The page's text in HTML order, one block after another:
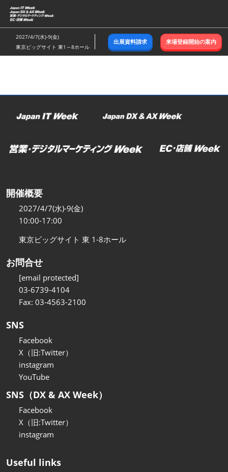
ス
キ
ッ
し
む
2027/4/7(水)-9(金)
東京ビッグサイト 東1～8ホール
出展資料請求 来場登録開始の案内
開催概要
2027/4/7(水)-9(金)
10:00-17:00
東京ビッグサイト 東 1-8ホール
お問合せ
[email protected]
03-6739-4104
Fax: 03-4563-2100
SNS
Facebook
X（旧:Twitter）
instagram
YouTube
SNS（DX & AX Week）
Facebook
X（旧:Twitter）
instagram
Useful links